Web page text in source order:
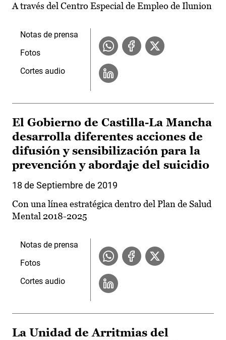
A través del Centro Especial de Empleo de Ilunion
Notas de prensa
Fotos
Cortes audio
El Gobierno de Castilla-La Mancha
desarrolla diferentes acciones de
difusión y sensibilización para la
prevención y abordaje del suicidio
18 de Septiembre de 2019
Con una línea estratégica dentro del Plan de Salud
Mental 2018-2025
Notas de prensa
Fotos
Cortes audio
La Unidad de Arritmias del